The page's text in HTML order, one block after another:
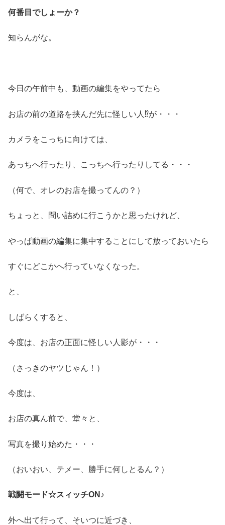
何番目でしょーか？
知らんがな。
今日の午前中も、動画の編集をやってたら
お店の前の道路を挟んだ先に怪しい人⁉が・・・
カメラをこっちに向けては、
あっちへ行ったり、こっちへ行ったりしてる・・・
（何で、オレのお店を撮ってんの？）
ちょっと、問い詰めに行こうかと思ったけれど、
やっぱ動画の編集に集中することにして放っておいたら
すぐにどこかへ行っていなくなった。
と、
しばらくすると、
今度は、お店の正面に怪しい人影が・・・
（さっきのヤツじゃん！）
今度は、
お店の真ん前で、堂々と、
写真を撮り始めた・・・
（おいおい、テメー、勝手に何しとるん？）
戦闘モード☆スィッチON♪
外へ出て行って、そいつに近づき、